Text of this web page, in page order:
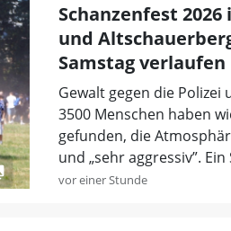
Schanzenfest
und
Samstag verlaufen
Gewalt gegen die Polizei
3500 Menschen haben
gefunden, die
und „sehr aggressiv”.
vor einer Stunde